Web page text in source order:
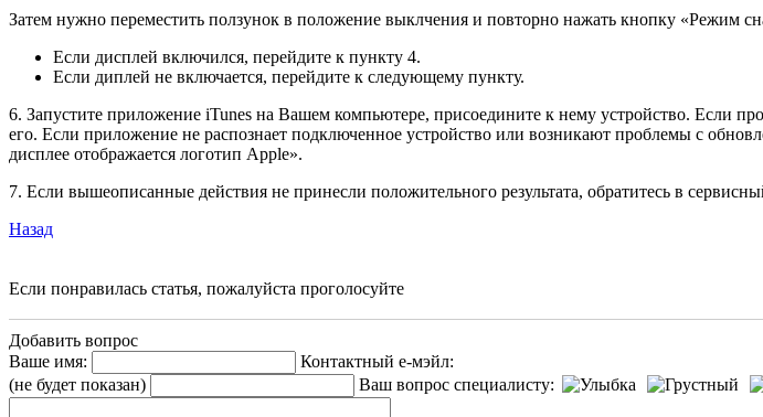
Затем нужно переместить ползунок в положение выклчения и повторно нажать кнопку «Режим
Если дисплей включился, перейдите к пункту 4.
Если диплей не включается, перейдите к следующему пункту.
6. Запустите приложение iTunes на Вашем компьютере, присоедините к нему устройство. Если
его. Если приложение не распознает подключенное устройство или возникают проблемы с
дисплее отображается логотип Apple».
7. Если вышеописанные действия не принесли положительного результата, обратитесь в
Назад
Если понравилась статья, пожалуйста проголосуйте
Добавить вопрос
Ваше имя:
Контактный е-мэйл:
(не будет показан)
Ваш вопрос специалисту: